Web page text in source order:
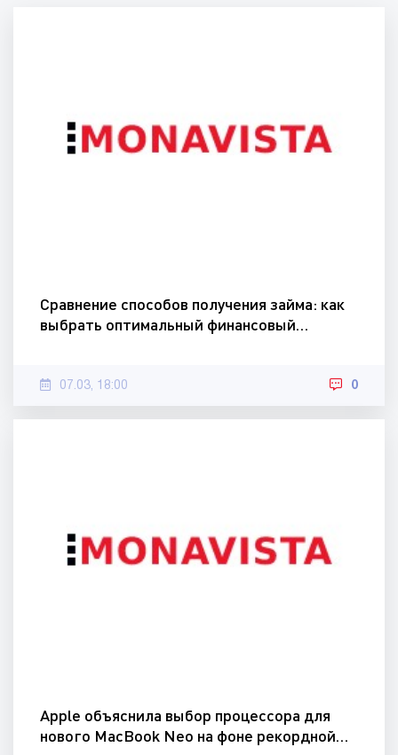
Сравнение способов получения займа: как
выбрать оптимальный финансовый…
07.03, 18:00 0
Apple объяснила выбор процессора для
нового MacBook Neo на фоне рекордной…